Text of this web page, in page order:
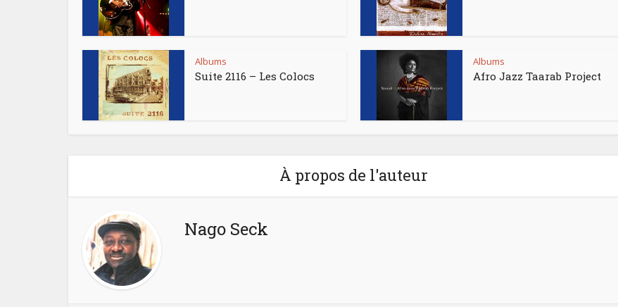
Albums
Suite 2116 – Les Colocs
Albums
Afro Jazz Taarab Project
À propos de l'auteur
Nago Seck